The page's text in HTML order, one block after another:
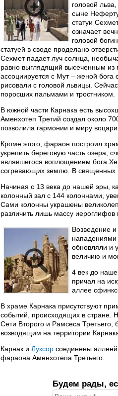
головой
сыне
статуи
означает
головой
статуей в своде проделано
Сехмет падает луч солнца,
равно выглядящий высеченным из
ассоциируется с Мут – женой бога
рисовали с головой львицы.
поросших пальмами и тростником.
В южной части Карнака есть
Аменхотеп Третий создал около
позволила гармонии и миру
Кроме этого, фараон построил
укрепить береговую часть озера,
являвшегося воплощением бога
согревающих землю. В священных
Начиная с 13 века до нашей эры,
колонный зал с 144 колоннами,
Сами колонны украшены
различить лишь массу иероглифов
Возведение
нападениями
обновляли и
величию и
4 век до
причал на
аллее
В храме Карнака присутствуют
событий, происходящих в стране.
Сети Второго и Рамсеса
возводящим на территории
Карнак и Луксор соединены
фараона Аменхотепа Третьего.
Будем рады,